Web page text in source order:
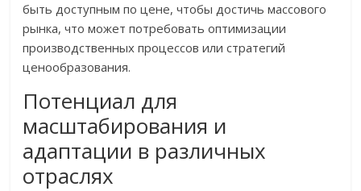
быть доступным по цене, чтобы достичь массового
рынка, что может потребовать оптимизации
производственных процессов или стратегий
ценообразования.
Потенциал для
масштабирования и
адаптации в различных
отраслях